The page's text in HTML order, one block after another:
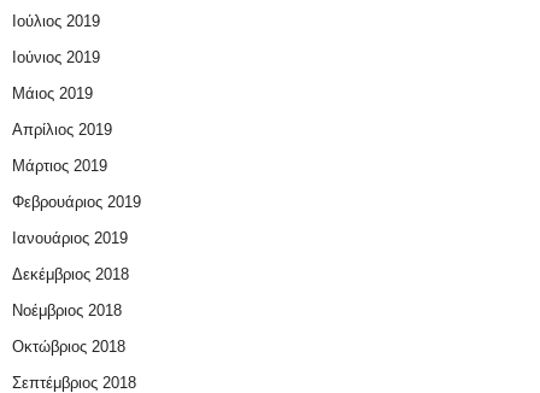
Ιούλιος 2019
Ιούνιος 2019
Μάιος 2019
Απρίλιος 2019
Μάρτιος 2019
Φεβρουάριος 2019
Ιανουάριος 2019
Δεκέμβριος 2018
Νοέμβριος 2018
Οκτώβριος 2018
Σεπτέμβριος 2018